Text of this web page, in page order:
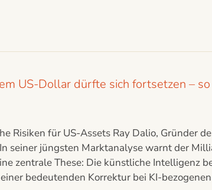
US-Dollar dürfte sich fortsetzen –
Risiken für US-Assets Ray Dalio, Gründer
seiner jüngsten Marktanalyse warnt der
zentrale These: Die künstliche Intelligenz
bedeutenden Korrektur bei KI-